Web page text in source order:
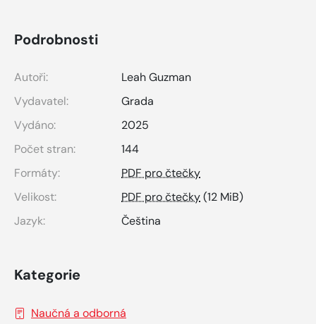
Podrobnosti
Autoři:
Leah Guzman
Vydavatel:
Grada
Vydáno:
2025
Počet stran:
144
Formáty:
PDF pro čtečky
Velikost:
PDF pro čtečky(12 MiB)
Jazyk:
Čeština
Kategorie
Naučná a odborná